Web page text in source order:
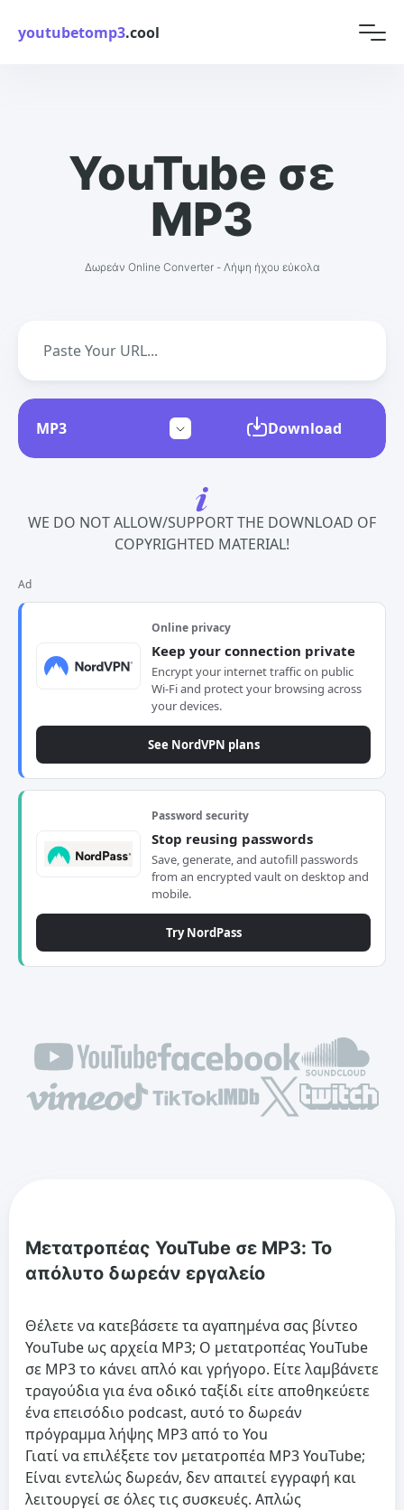
youtubetomp3.cool
YouTube σε
MP3
Δωρεάν Online Converter - Λήψη ήχου εύκολα
Download
WE DO NOT ALLOW/SUPPORT THE DOWNLOAD OF
COPYRIGHTED MATERIAL!
Ad
Online privacy
Keep your connection private
Encrypt your internet traffic on public
Wi-Fi and protect your browsing across
your devices.
See NordVPN plans
Password security
Stop reusing passwords
Save, generate, and autofill passwords
from an encrypted vault on desktop and
mobile.
Try NordPass
Μετατροπέας YouTube σε MP3: Το
απόλυτο δωρεάν εργαλείο
Θέλετε να κατεβάσετε τα αγαπημένα σας βίντεο
YouTube ως αρχεία MP3; Ο μετατροπέας YouTube
σε MP3 το κάνει απλό και γρήγορο. Είτε λαμβάνετε
τραγούδια για ένα οδικό ταξίδι είτε αποθηκεύετε
ένα επεισόδιο podcast, αυτό το δωρεάν
πρόγραμμα λήψης MP3 από το You
Γιατί να επιλέξετε τον μετατροπέα MP3 YouTube;
Είναι εντελώς δωρεάν, δεν απαιτεί εγγραφή και
λειτουργεί σε όλες τις συσκευές. Απλώς